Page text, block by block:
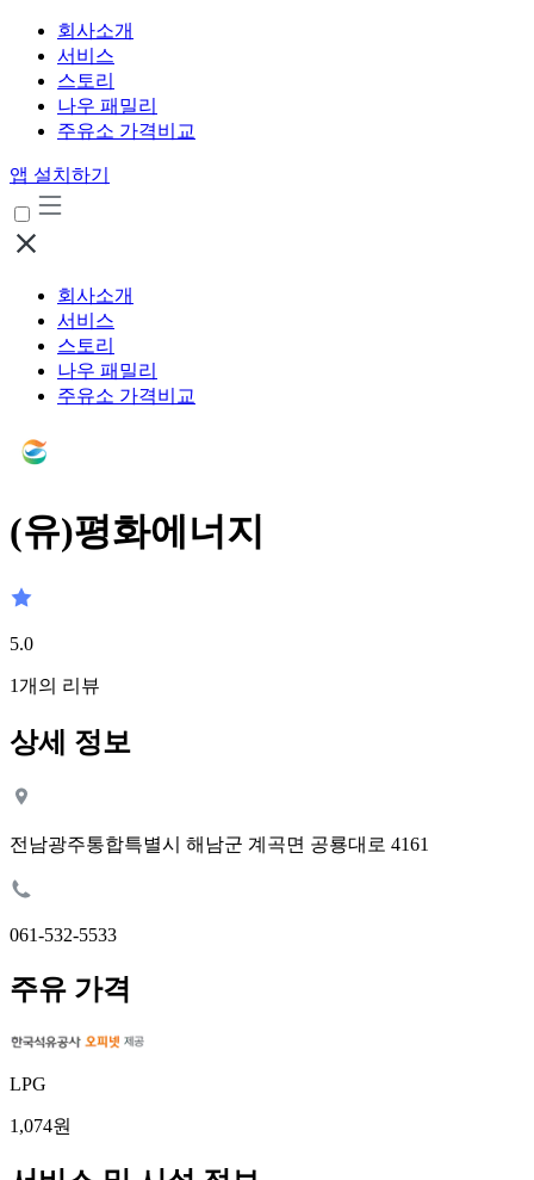
회사소개
서비스
스토리
나우 패밀리
주유소 가격비교
앱 설치하기
회사소개
서비스
스토리
나우 패밀리
주유소 가격비교
(유)평화에너지
5.0
1개의 리뷰
상세 정보
전남광주통합특별시 해남군 계곡면 공룡대로 4161
061-532-5533
주유 가격
LPG
1,074원